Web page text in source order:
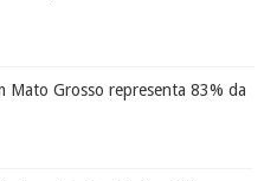
Mato Grosso representa 83% da